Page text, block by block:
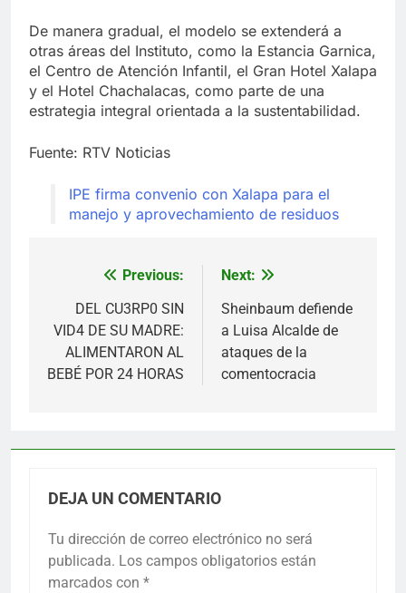
De manera gradual, el modelo se extenderá a
otras áreas del Instituto, como la Estancia Garnica,
el Centro de Atención Infantil, el Gran Hotel Xalapa
y el Hotel Chachalacas, como parte de una
estrategia integral orientada a la sustentabilidad.
Fuente: RTV Noticias
IPE firma convenio con Xalapa para el
manejo y aprovechamiento de residuos
Navegación
entradas
Previous:
DEL CU3RP0 SIN
VID4 DE SU MADRE:
ALIMENTARON AL
BEBÉ POR 24 HORAS
Next:
Sheinbaum defiende
a Luisa Alcalde de
ataques de la
comentocracia
DEJA UN COMENTARIO
Tu dirección de correo electrónico no será
publicada. Los campos obligatorios están
marcados con *